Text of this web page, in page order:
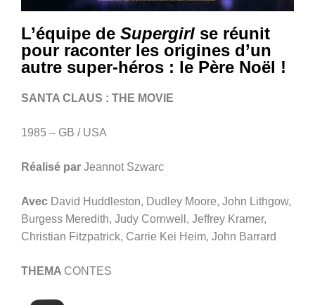
L’équipe de Supergirl se réunit
pour raconter les origines d’un
autre super-héros : le Père Noël !
SANTA CLAUS : THE MOVIE
1985 – GB / USA
Réalisé par Jeannot Szwarc
Avec David Huddleston, Dudley Moore, John Lithgow,
Burgess Meredith, Judy Cornwell, Jeffrey Kramer,
Christian Fitzpatrick, Carrie Kei Heim, John Barrard
THEMA CONTES